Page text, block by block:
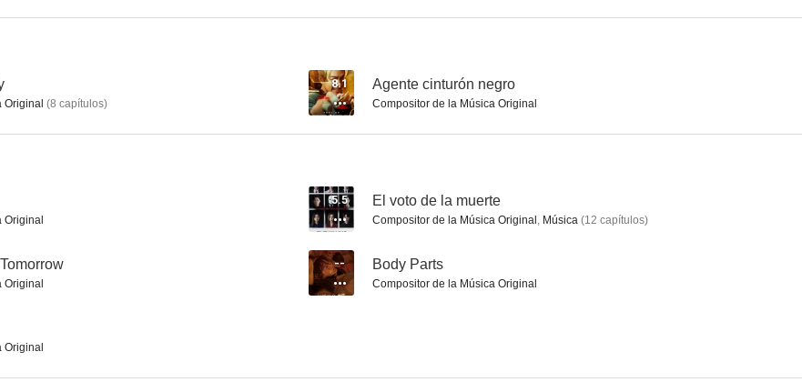
Cheese in the Trap
--
Duck Town
Original (8 capítulos)
8.1 Agente cinturón negro
Compositor de la Música Original
Original
5.5 El voto de la muerte
Compositor de la Música Original , Música (12 capítulos)
Original
-- Body Parts
Compositor de la Música Original
Original